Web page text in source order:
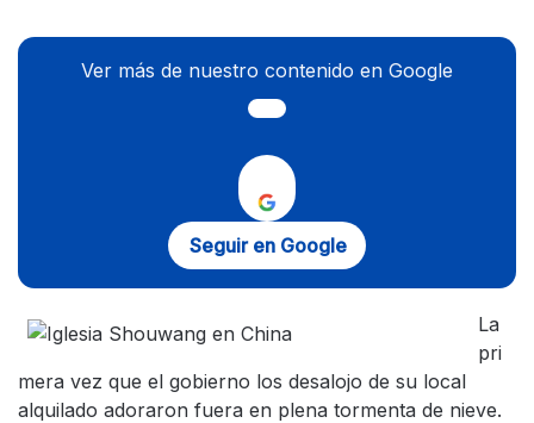
Ver más de nuestro contenido en Google
Seguir en Google
La
pri
mera vez que el gobierno los desalojo de su local
alquilado adoraron fuera en plena tormenta de nieve.